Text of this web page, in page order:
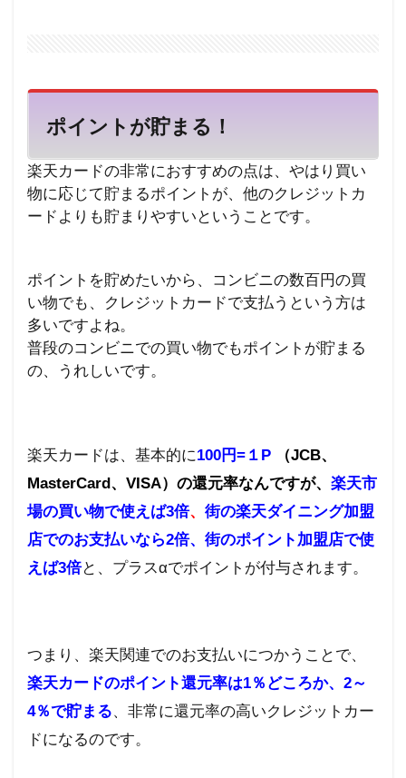
ポイントが貯まる！
楽天カードの非常におすすめの点は、やはり買い
物に応じて貯まるポイントが、他のクレジットカ
ードよりも貯まりやすいということです。
ポイントを貯めたいから、コンビニの数百円の買
い物でも、クレジットカードで支払うという方は
多いですよね。
普段のコンビニでの買い物でもポイントが貯まる
の、うれしいです。
楽天カードは、基本的に100円= １ P （JCB、
MasterCard、 VISA）の還元率なんですが、 楽天市
場の買い物で使えば3倍、 街の楽天ダイニング加盟
店でのお支払いなら2倍、街のポイント加盟店で使
えば3倍と、プラスαでポイントが付与されます。
つまり、楽天関連でのお支払いにつかうことで、
楽天カードのポイント還元率は1％どころか、2～
4％で貯まる、非常に還元率の高いクレジットカー
ドになるのです。